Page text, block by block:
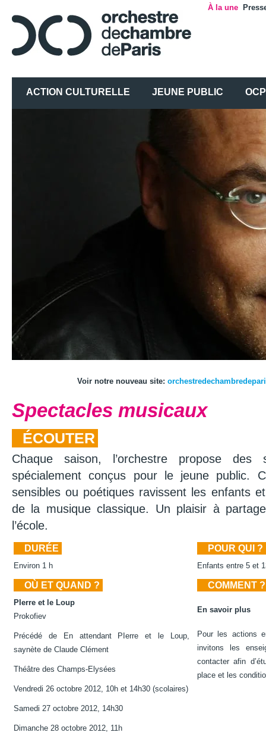
À la une
ACTION CULTURELLE JEUNE PUBLIC OCP
Voir notre nouveau site:
Spectacles musicaux
ÉCOUTER
Chaque saison, l’orchestre propose des
spécialement conçus pour le jeune public.
sensibles ou poétiques ravissent les enfants
de la musique classique. Un plaisir à
l’école.
DURÉE
Environ 1 h
OÙ ET QUAND ?
PIerre et le Loup
Prokofiev
Précédé de En attendant PIerre et le Loup,
saynète de Claude Clément
Théâtre des Champs-Elysées
Vendredi 26 octobre 2012, 10h et 14h30 (scolaires)
Samedi 27 octobre 2012, 14h30
Dimanche 28 octobre 2012, 11h
POUR QUI ?
Enfants entre 5 et
COMMENT ?
En savoir plus
Pour les actions
invitons les
contacter afin
place et les